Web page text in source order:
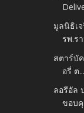
มูลนิธิเ
รพ.ร
สตาร์บั
อรี่ ต...
ลอรีอัล
ขอบ